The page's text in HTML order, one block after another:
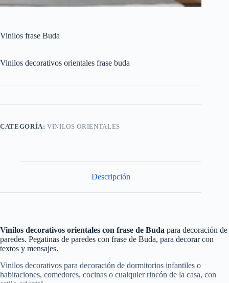
Vinilos frase Buda
Vinilos decorativos orientales frase buda
CATEGORÍA:VINILOS ORIENTALES
Descripción
Vinilos decorativos orientales con frase de Buda para decoración de
paredes. Pegatinas de paredes con frase de Buda, para decorar con
textos y mensajes.
Vinilos decorativos para decoración de dormitorios infantiles o
habitaciones, comedores, cocinas o cualquier rincón de la casa, con